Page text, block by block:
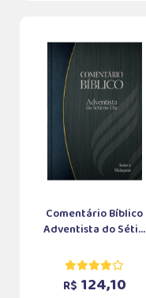
Comentário Bíblico
Adventista do Séti...
R$ 124,10